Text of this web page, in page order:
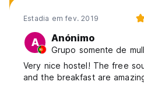
Estadia em fev. 2019
A Anónimo
Very nice hostel! The free
and the breakfast are